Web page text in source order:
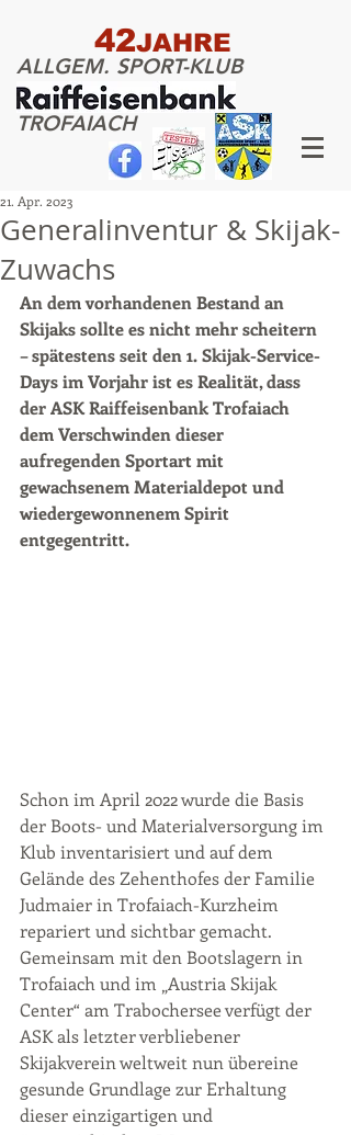
42JAHRE
ALLGEM. SPORT-KLUB
TROFAIACH
Generalinventur & Skijak-
Zuwachs
21. Apr. 2023
An dem vorhandenen Bestand an
Skijaks sollte es nicht mehr scheitern
– spätestens seit den 1. Skijak-Service-
Days im Vorjahr ist es Realität, dass
der ASK Raiffeisenbank Trofaiach
dem Verschwinden dieser
aufregenden Sportart mit
gewachsenem Materialdepot und
wiedergewonnenem Spirit
entgegentritt.
Schon im April 2022 wurde die Basis
der Boots- und Materialversorgung im
Klub inventarisiert und auf dem
Gelände des Zehenthofes der Familie
Judmaier in Trofaiach-Kurzheim
repariert und sichtbar gemacht.
Gemeinsam mit den Bootslagern in
Trofaiach und im „Austria Skijak
Center“ am Trabochersee verfügt der
ASK als letzter verbliebener
Skijakverein weltweit nun übereine
gesunde Grundlage zur Erhaltung
dieser einzigartigen und